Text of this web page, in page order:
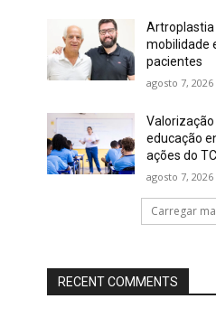
Artroplastia
mobilidade
pacientes
agosto 7, 2026
educação
ações do
agosto 7, 2026
Carregar
RECENT COMMENTS